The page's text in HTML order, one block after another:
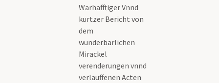
Warhafftiger Vnnd
kurtzer Bericht von
dem
wunderbarlichen
Mirackel
verenderungen vnnd
verlauffenen Acten